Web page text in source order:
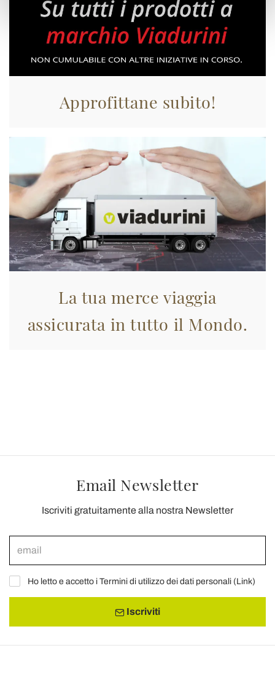
Approfittane subito!
La tua merce viaggia
assicurata in tutto il Mondo.
Email Newsletter
Iscriviti gratuitamente alla nostra Newsletter
Ho letto e accetto i Termini di utilizzo dei dati personali (Link)
Iscriviti